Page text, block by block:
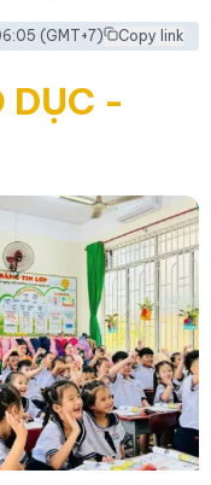
(GMT+7) Copy link
DỤC -